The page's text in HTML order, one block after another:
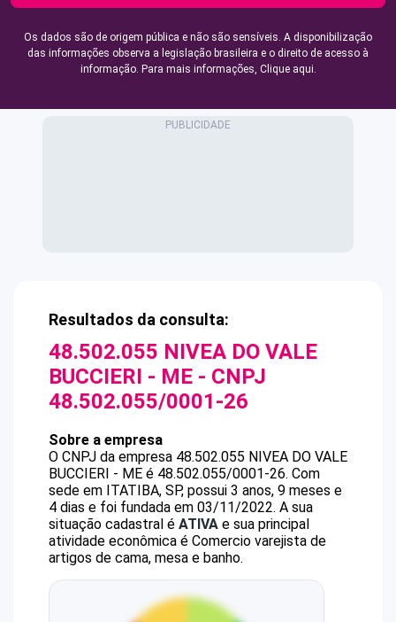
Os dados são de origem pública e não são sensíveis. A disponibilização
das informações observa a legislação brasileira e o direito de acesso à
informação. Para mais informações, Clique aqui.
Resultados da consulta:
48.502.055 NIVEA DO VALE
BUCCIERI - ME - CNPJ
48.502.055/0001-26
Sobre a empresa
O CNPJ da empresa 48.502.055 NIVEA DO VALE
BUCCIERI - ME é 48.502.055/0001-26. Com
sede em ITATIBA, SP, possui 3 anos, 9 meses e
4 dias e foi fundada em 03/11/2022. A sua
situação cadastral é ATIVA e sua principal
atividade econômica é Comercio varejista de
artigos de cama, mesa e banho.